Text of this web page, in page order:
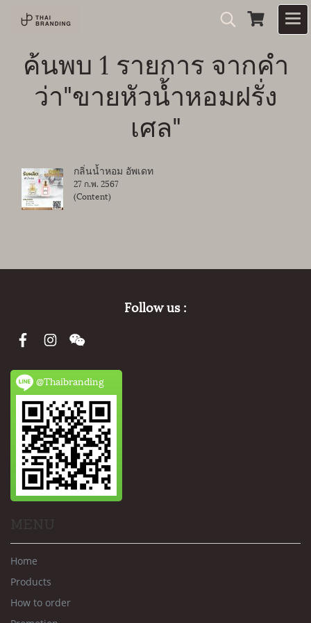
ค้นพบ 1 รายการ จากคำ
ว่า"ขายหัวน้ำหอมฝรั่ง
เศล"
กลิ่นน้ำหอม อัพเดท
27 ก.พ. 2567
(Content)
Follow us :
@Thaibranding
Home
Products
How to order